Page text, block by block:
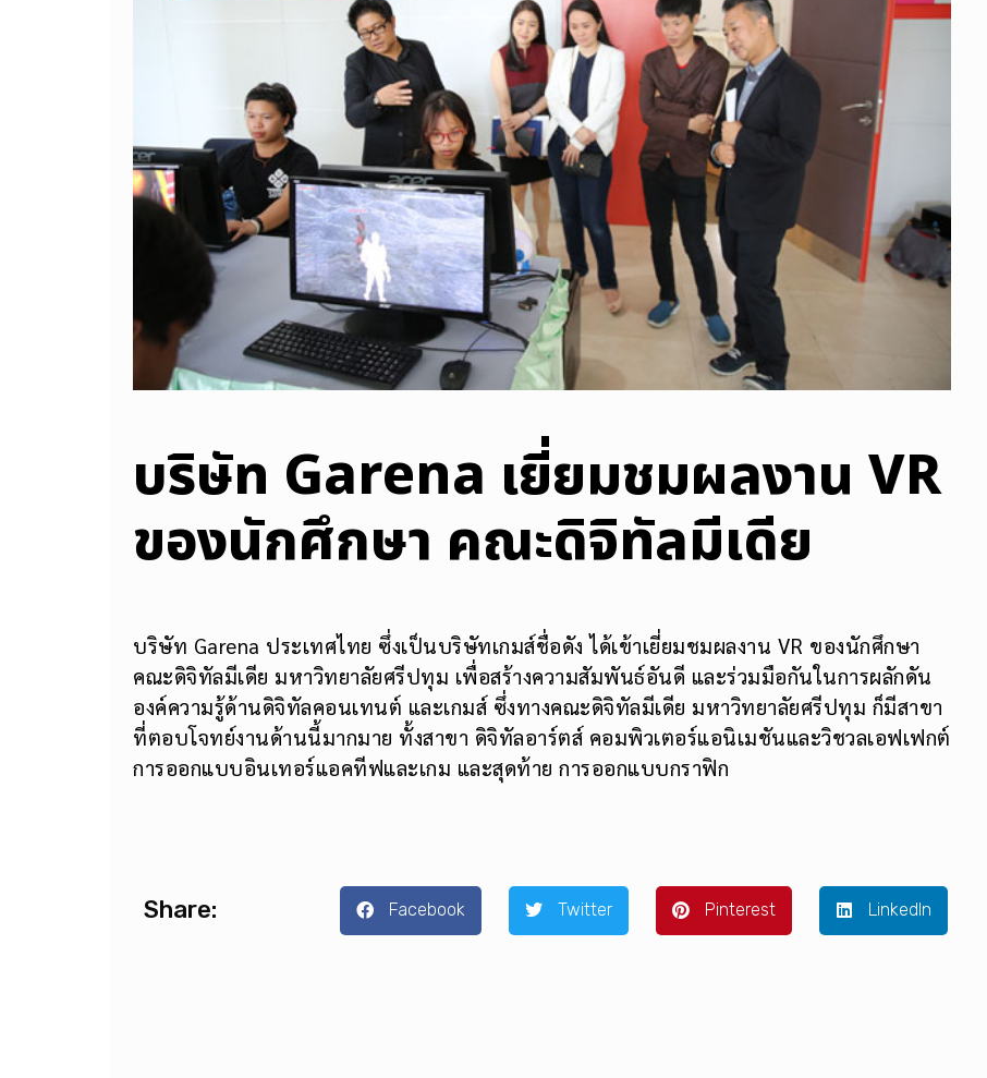
​บริษัท Garena เยี่ยมชมผลงาน VR
ของนักศึกษา คณะดิจิทัลมีเดีย
บริษัท Garena ประเทศไทย ซึ่งเป็นบริษัทเกมส์ชื่อดัง ได้เข้าเยี่ยมชมผลงาน VR ของนักศึกษา
คณะดิจิทัลมีเดีย มหาวิทยาลัยศรีปทุม เพื่อสร้างความสัมพันธ์อันดี และร่วมมือกันในการผลักดัน
องค์ความรู้ด้านดิจิทัลคอนเทนต์ และเกมส์ ซึ่งทางคณะดิจิทัลมีเดีย มหาวิทยาลัยศรีปทุม ก็มีสาขา
ที่ตอบโจทย์งานด้านนี้มากมาย ทั้งสาขา ดิจิทัลอาร์ตส์ คอมพิวเตอร์แอนิเมชันและวิชวลเอฟเฟกต์
การออกแบบอินเทอร์แอคทีฟและเกม และสุดท้าย การออกแบบกราฟิก
Share: Facebook Twitter Pinterest LinkedIn